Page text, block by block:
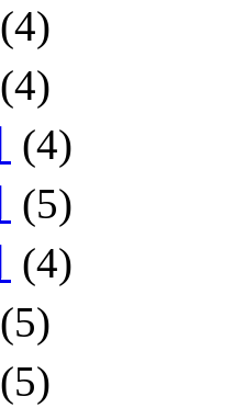
(4)
(4)
(4)
(5)
(4)
(5)
(5)